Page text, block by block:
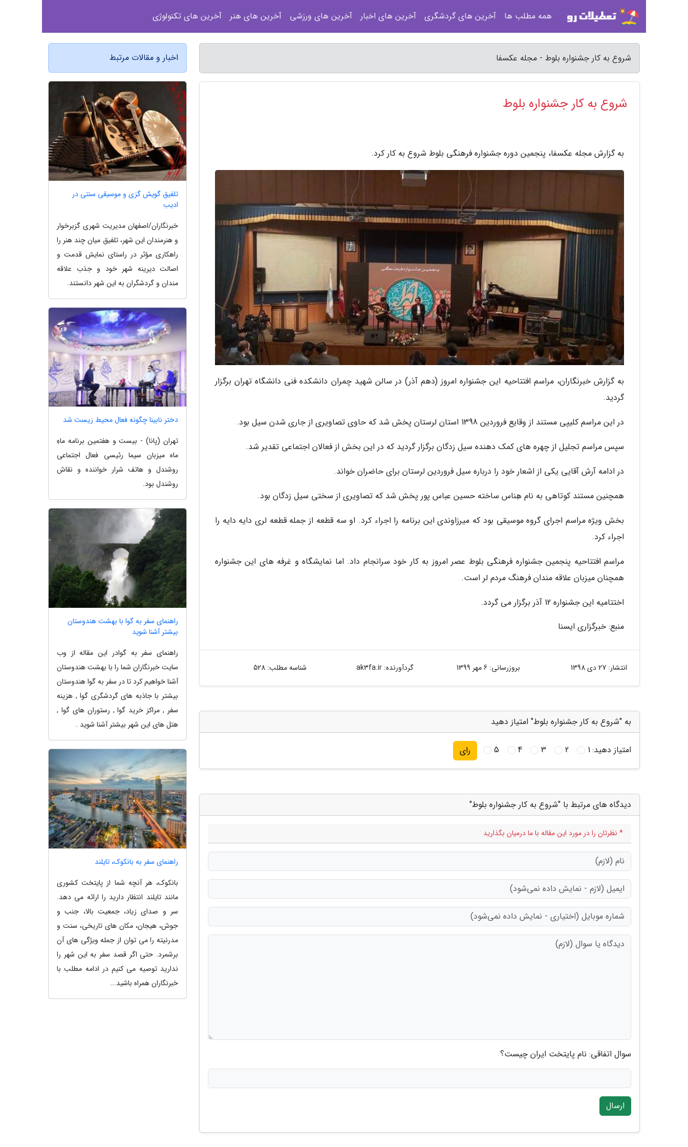
شروع به کار جشنواره بلوط - مجله عکسفا
شروع به کار جشنواره بلوط
به گزارش مجله عکسفا، پنجمین دوره جشنواره فرهنگی بلوط شروع به کار کرد.
به گزارش خبرنگاران، مراسم افتتاحیه این جشنواره امروز (دهم آذر) در سالن شهید چمران دانشکده فنی دانشگاه تهران برگزار
گردید.
در این مراسم کلیپی مستند از وقایع فروردین 1398 استان لرستان پخش شد که حاوی تصاویری از جاری شدن سیل بود.
سپس مراسم تجلیل از چهره های کمک دهنده سیل زدگان برگزار گردید که در این بخش از فعالان اجتماعی تقدیر شد.
در ادامه آرش آقایی یکی از اشعار خود را درباره سیل فروردین لرستان برای حاضران خواند.
همچنین مستند کوتاهی به نام هِناس ساخته حسین عباس پور پخش شد که تصاویری از سختی سیل زدگان بود.
بخش ویژه مراسم اجرای گروه موسیقی بود که میرزاوندی این برنامه را اجراء کرد. او سه قطعه از جمله قطعه لری دایه دایه را
اجراء کرد.
مراسم افتتاحیه پنجمین جشنواره فرهنگی بلوط عصر امروز به کار خود سرانجام داد. اما نمایشگاه و غرفه های این جشنواره
همچنان میزبان علاقه مندان فرهنگ مردم لر است.
اختتامیه این جشنواره 12 آذر برگزار می گردد.
منبع: خبرگزاری ایسنا
انتشار: 27 دی 1398 بروزرسانی: 6 مهر 1399 گردآورنده:ak3fa.ir شناسه مطلب: 528
به "شروع به کار جشنواره بلوط" امتیاز دهید
امتیاز دهید:1
2
3
4
5 رای
دیدگاه های مرتبط با "شروع به کار جشنواره بلوط"
* نظرتان را در مورد این مقاله با ما درمیان بگذارید
سوال اتفاقی: نام پایتخت ایران چیست؟
ارسال
اخبار و مقالات مرتبط
تلفیق گویش گزی و موسیقی سنتی در
ادیب
خبرنگاران/اصفهان مدیریت شهری گزبرخوار
و هنرمندان این شهر، تلفیق میان چند هنر را
راهکاری مؤثر در راستای نمایش قدمت و
اصالت دیرینه شهر خود و جذب علاقه
مندان و گردشگران به این شهر دانستند.
دختر نابینا چگونه فعال محیط زیست شد
تهران (پانا) - بیست و هفتمین برنامه ماهِ
ماه میزبان سیما رئیسی فعال اجتماعی
روشندل و هاتف شرار خواننده و نقاش
روشندل بود.
راهنمای سفر به گوا با بهشت هندوستان
بیشتر آشنا شوید
راهنمای سفر به گوادر این مقاله از وب
سایت خبرنگاران شما را با بهشت هندوستان
آشنا خواهیم کرد تا در سفر به گوا هندوستان
بیشتر با جاذبه های گردشگری گوا , هزینه
سفر , مراکز خرید گوا , رستوران های گوا ,
هتل های این شهر بیشتر آشنا شوید .
راهنمای سفر به بانکوک، تایلند
بانکوک، هر آنچه شما از پایتخت کشوری
مانند تایلند انتظار دارید را ارائه می دهد.
سر و صدای زیاد، جمعیت بالا، جنب و
جوش، هیجان، مکان های تاریخی، سنت و
مدرنیته را می توان از جمله ویژگی های آن
برشمرد. حتی اگر قصد سفر به این شهر را
ندارید توصیه می کنیم در ادامه مطلب با
خبرنگاران همراه باشید...
همه مطلب ها آخرین های گردشگری آخرین های اخبار آخرین های ورزشی آخرین های هنر آخرین های تکنولوژی